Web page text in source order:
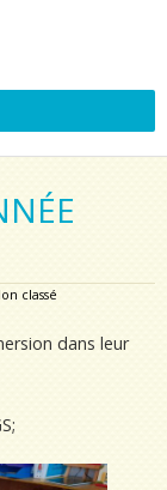
classé
dans leur